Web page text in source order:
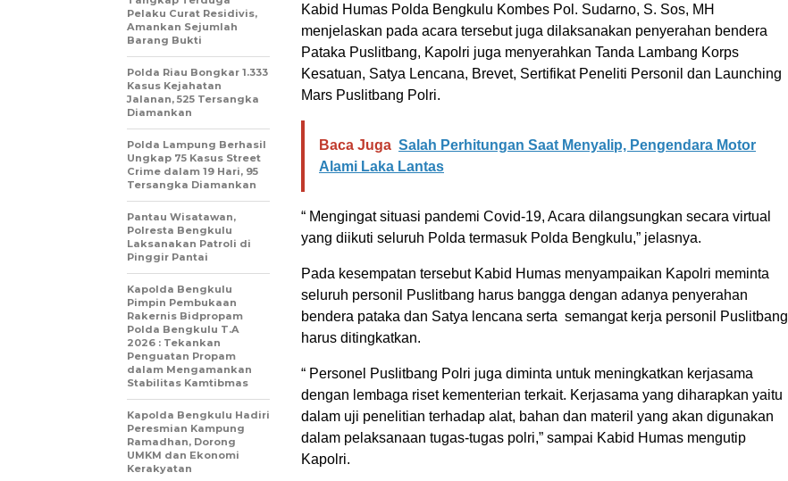
Kabid Humas Polda Bengkulu Kombes Pol. Sudarno, S. Sos, MH
menjelaskan pada acara tersebut juga dilaksanakan penyerahan bendera
Pataka Puslitbang, Kapolri juga menyerahkan Tanda Lambang Korps
Kesatuan, Satya Lencana, Brevet, Sertifikat Peneliti Personil dan Launching
Mars Puslitbang Polri.
Baca Juga Salah Perhitungan Saat Menyalip, Pengendara Motor
Alami Laka Lantas
“ Mengingat situasi pandemi Covid-19, Acara dilangsungkan secara virtual
yang diikuti seluruh Polda termasuk Polda Bengkulu,” jelasnya.
Pada kesempatan tersebut Kabid Humas menyampaikan Kapolri meminta
seluruh personil Puslitbang harus bangga dengan adanya penyerahan
bendera pataka dan Satya lencana serta semangat kerja personil Puslitbang
harus ditingkatkan.
“ Personel Puslitbang Polri juga diminta untuk meningkatkan kerjasama
dengan lembaga riset kementerian terkait. Kerjasama yang diharapkan yaitu
dalam uji penelitian terhadap alat, bahan dan materil yang akan digunakan
dalam pelaksanaan tugas-tugas polri,” sampai Kabid Humas mengutip
Kapolri.
Pelaku Curat Residivis,
Amankan Sejumlah
Barang Bukti
Polda Riau Bongkar 1.333
Kasus Kejahatan
Jalanan, 525 Tersangka
Diamankan
Polda Lampung Berhasil
Ungkap 75 Kasus Street
Crime dalam 19 Hari, 95
Tersangka Diamankan
Pantau Wisatawan,
Polresta Bengkulu
Laksanakan Patroli di
Pinggir Pantai
Kapolda Bengkulu
Pimpin Pembukaan
Rakernis Bidpropam
Polda Bengkulu T.A
2026 : Tekankan
Penguatan Propam
dalam Mengamankan
Stabilitas Kamtibmas
Kapolda Bengkulu Hadiri
Peresmian Kampung
Ramadhan, Dorong
UMKM dan Ekonomi
Kerakyatan